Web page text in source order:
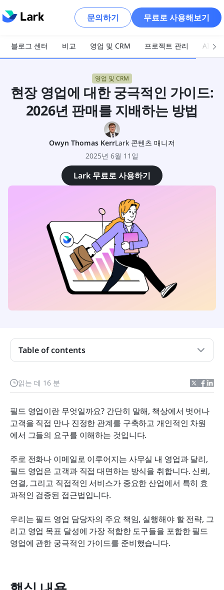
문의하기 무료로 사용해보기
블로그 센터 비교 영업 및 CRM 프로젝트 관리 AI 및
영업 및 CRM
현장 영업에 대한 궁극적인 가이드:
2026년 판매를 지배하는 방법
Owyn Thomas KerrLark 콘텐츠 매니저
2025년 6월 11일
Lark 무료로 사용하기
읽는 데 16 분
필드 영업이란 무엇일까요? 간단히 말해, 책상에서 벗어나
고객을 직접 만나 진정한 관계를 구축하고 개인적인 차원
에서 그들의 요구를 이해하는 것입니다.
주로 전화나 이메일로 이루어지는 사무실 내 영업과 달리,
필드 영업은 고객과 직접 대면하는 방식을 취합니다. 신뢰,
연결, 그리고 직접적인 서비스가 중요한 산업에서 특히 효
과적인 검증된 접근법입니다.
우리는 필드 영업 담당자의 주요 책임, 실행해야 할 전략, 그
리고 영업 목표 달성에 가장 적합한 도구들을 포함한 필드
영업에 관한 궁극적인 가이드를 준비했습니다.
Table of contents
핵심 내용
필드 영업이 정확히 무엇인가요?
필드 영업 사원의 역할과 책임
성공과 재구매를 위한 현장 영업 전략
필드 영업에서 도전을 극복하는 방법
필드 영업팀 성과 향상 방법
2026년에 사용할 수 있는 최고의 필드 영업 CRM 소
프트웨어
필드 영업에 대한 최종 생각
관련 읽기